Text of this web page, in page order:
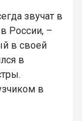
звучат в
России, –
в своей
в
в